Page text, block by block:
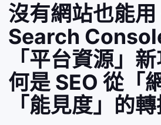
沒有網站也能
Search
「平台資源」
何是 SEO 從「
「能見度」的